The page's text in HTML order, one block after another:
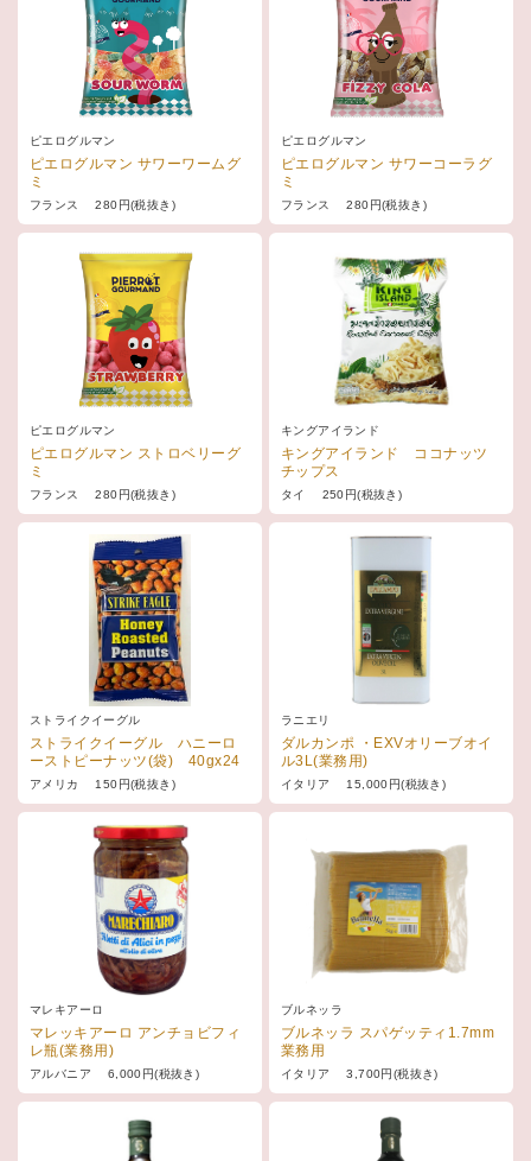
ピエログルマン
ピエログルマン サワーワームグ
ミ
フランス 280円(税抜き)
ピエログルマン
ピエログルマン サワーコーラグ
ミ
フランス 280円(税抜き)
ピエログルマン
ピエログルマン ストロベリーグ
ミ
フランス 280円(税抜き)
キングアイランド
キングアイランド ココナッツ
チップス
タイ 250円(税抜き)
ストライクイーグル
ストライクイーグル ハニーロ
ーストピーナッツ(袋) 40gx24
アメリカ 150円(税抜き)
ラニエリ
ダルカンポ ・EXVオリーブオイ
ル3L(業務用)
イタリア 15,000円(税抜き)
マレキアーロ
マレッキアーロ アンチョビフィ
レ瓶(業務用)
アルバニア 6,000円(税抜き)
ブルネッラ
ブルネッラ スパゲッティ1.7mm
業務用
イタリア 3,700円(税抜き)